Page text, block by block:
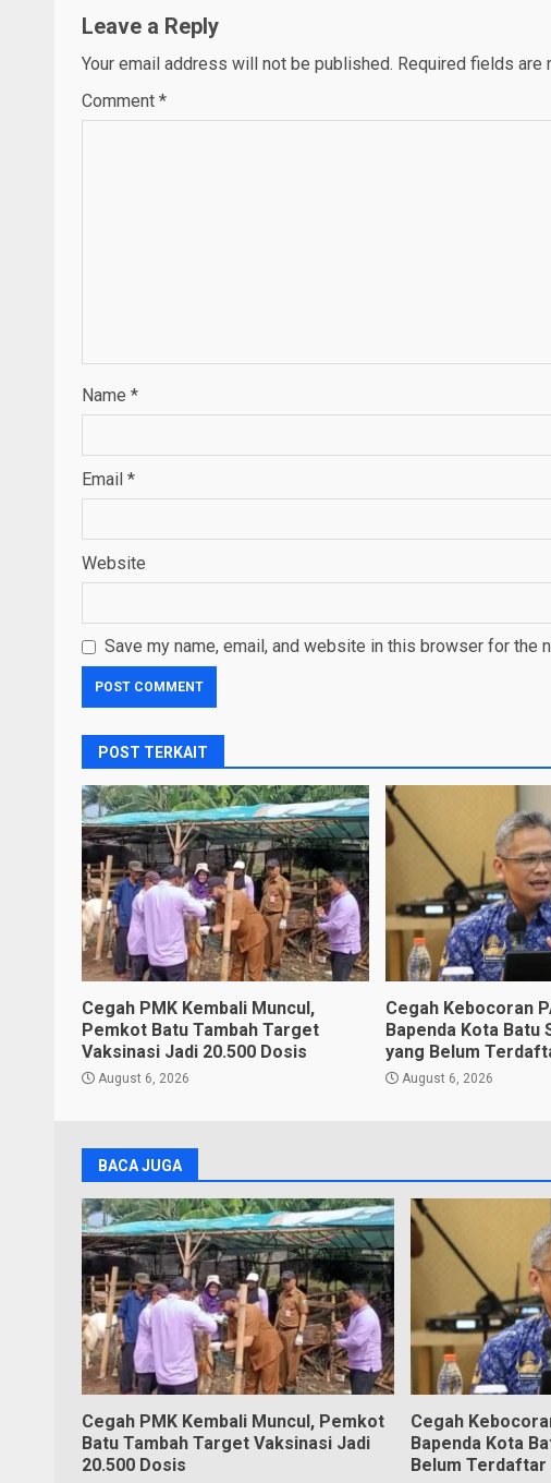
Leave a Reply
Your email address will not be published. Required fields are
Comment *
Name *
Email *
Website
Save my name, email, and website in this browser for the
POST TERKAIT
Cegah PMK Kembali Muncul,
Pemkot Batu Tambah Target
Vaksinasi Jadi 20.500 Dosis
August 6, 2026
Cegah Kebocoran
Bapenda Kota Batu
yang Belum
August 6, 2026
BACA JUGA
Cegah PMK Kembali Muncul, Pemkot
Batu Tambah Target Vaksinasi Jadi
20.500 Dosis
Cegah
Bapenda Kota
Belum Terdaftar